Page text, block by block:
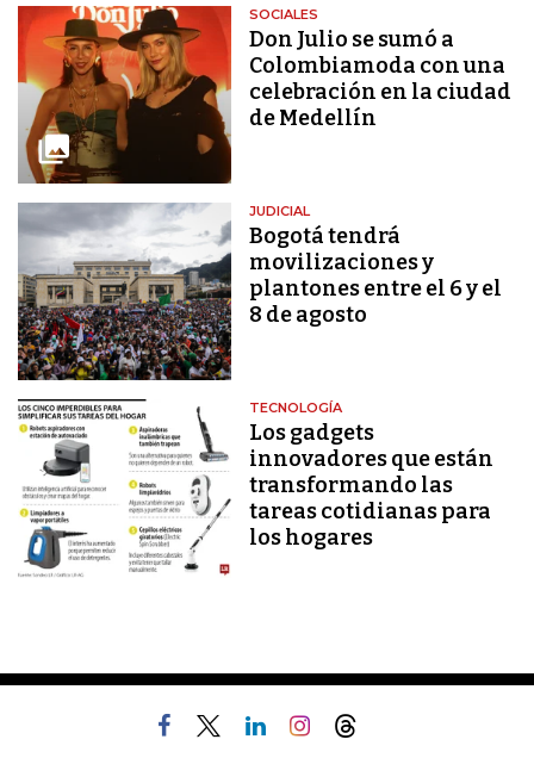
SOCIALES
Don Julio se sumó a
Colombiamoda con una
celebración en la ciudad
de Medellín
JUDICIAL
Bogotá tendrá
movilizaciones y
plantones entre el 6 y el
8 de agosto
TECNOLOGÍA
Los gadgets
innovadores que están
transformando las
tareas cotidianas para
los hogares